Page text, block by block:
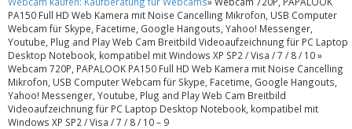
PA150 Full HD Web Kamera mit Noise Cancelling Mikrofon, USB Computer
Webcam für Skype, Facetime, Google Hangouts, Yahoo! Messenger,
Youtube, Plug and Play Web Cam Breitbild Videoaufzeichnung für PC Laptop
Desktop Notebook, kompatibel mit Windows XP SP2 / Visa / 7 / 8 / 10 »
Webcam 720P, PAPALOOK PA150 Full HD Web Kamera mit Noise Cancelling
Mikrofon, USB Computer Webcam für Skype, Facetime, Google Hangouts,
Yahoo! Messenger, Youtube, Plug and Play Web Cam Breitbild
Videoaufzeichnung für PC Laptop Desktop Notebook, kompatibel mit
Windows XP SP2 / Visa / 7 / 8 / 10 – 9